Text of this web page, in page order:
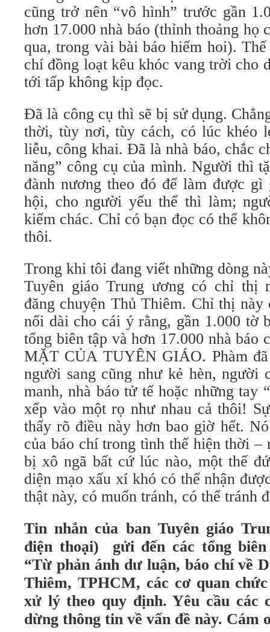
cũng trở nên “vô hình” trước gần
hơn 17.000 nhà báo (thỉnh thoảng họ
qua, trong vài bài báo hiếm hoi).
chí đồng loạt kêu khóc vang trời cho
tới tấp không kịp đọc.
Đã là công cụ thì sẽ bị sử dụng.
thời, tùy nơi, tùy cách, có lúc khéo
liễu, công khai. Đã là nhà báo, chắc
năng” công cụ của mình. Người thì
đành nương theo đó để làm được
hội, cho người yếu thế thì làm;
kiếm chác. Chỉ có bạn đọc có thể
thôi.
Trong khi tôi đang viết những dòng
Tuyên giáo Trung ương có chỉ thị
đăng chuyện Thủ Thiêm. Chỉ thị
nối dài cho cái ý rằng, gần 1.000 tờ
tổng biên tập và hơn 17.000 nhà báo
MẶT CỦA TUYÊN GIÁO. Phàm
người sang cũng như kẻ hèn, người
manh, nhà báo tử tế hoặc những tay
xếp vào một rọ như nhau cả thôi!
thấy rõ điều này hơn bao giờ hết.
của báo chí trong tình thế hiện thời –
bị xô ngã bất cứ lúc nào, một thế
diện mạo xấu xí khó có thể nhận
thật này, có muốn tránh, có thể tránh
Tin nhắn của ban Tuyên giáo
điện thoại) gửi đến các tổng biên
“Từ phản ánh dư luận, báo chí về
Thiêm, TPHCM, các cơ quan
xử lý theo quy định. Yêu cầu các
dừng thông tin về vấn đề này. Cám